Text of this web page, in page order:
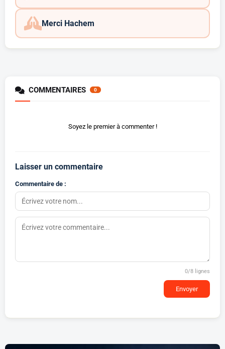
Merci Hachem
COMMENTAIRES 0
Soyez le premier à commenter !
Laisser un commentaire
Commentaire de :
0/8 lignes
Envoyer